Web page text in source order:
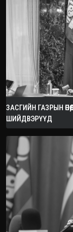
ЗАСГИЙН ГАЗРЫН
ШИЙДВЭРҮҮД